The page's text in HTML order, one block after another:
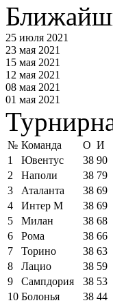
25 июля 2021
23 мая 2021
15 мая 2021
12 мая 2021
08 мая 2021
01 мая 2021
№ Команда О И
1
Ювентус 38 90
2
Наполи 38 79
3
Аталанта 38 69
4
Интер М 38 69
5
Милан 38 68
6
Рома 38 66
7
Торино 38 63
8
Лацио 38 59
9
Сампдория 38 53
10 Болонья 38 44